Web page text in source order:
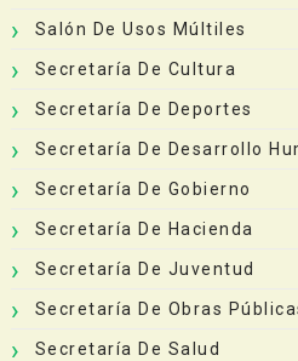
Salón De Usos Múltiles
Secretaría De Cultura
Secretaría De Deportes
Secretaría De Desarrollo
Secretaría De Gobierno
Secretaría De Hacienda
Secretaría De Juventud
Secretaría De Obras
Secretaría De Salud